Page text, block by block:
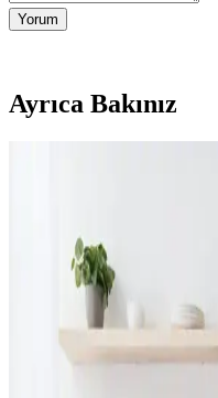
Yorum
Ayrıca Bakınız
Teknolojiyle arası iyi
günlük yaşamı
sunuluyor. Powerbank,
çerçevesi gibi ürünler ön
Holografik 3D Baskı
Hızlı Nesne Üretimi